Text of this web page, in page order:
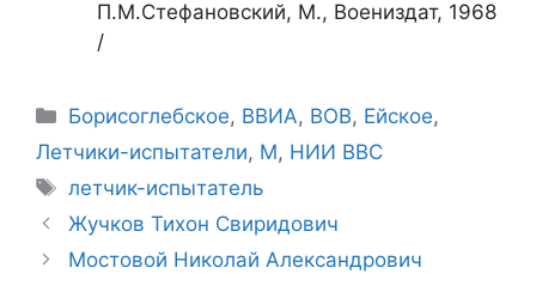
П.М.Стефановский, М., Воениздат, 1968
/
Рубрики
Борисоглебское, ВВИА, ВОВ, Ейское,
Летчики-испытатели, М, НИИ ВВС
Метки
летчик-испытатель
Жучков Тихон Свиридович
Мостовой Николай Александрович